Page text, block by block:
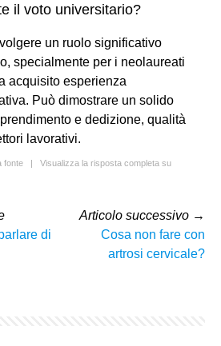
il voto universitario?
un ruolo significativo
specialmente per i neolaureati
acquisito esperienza
Può dimostrare un solido
e dedizione, qualità
lavorativi.
fonte | Visualizza la risposta completa su
di
Articolo successivo →
Cosa non fare con
artrosi cervicale?